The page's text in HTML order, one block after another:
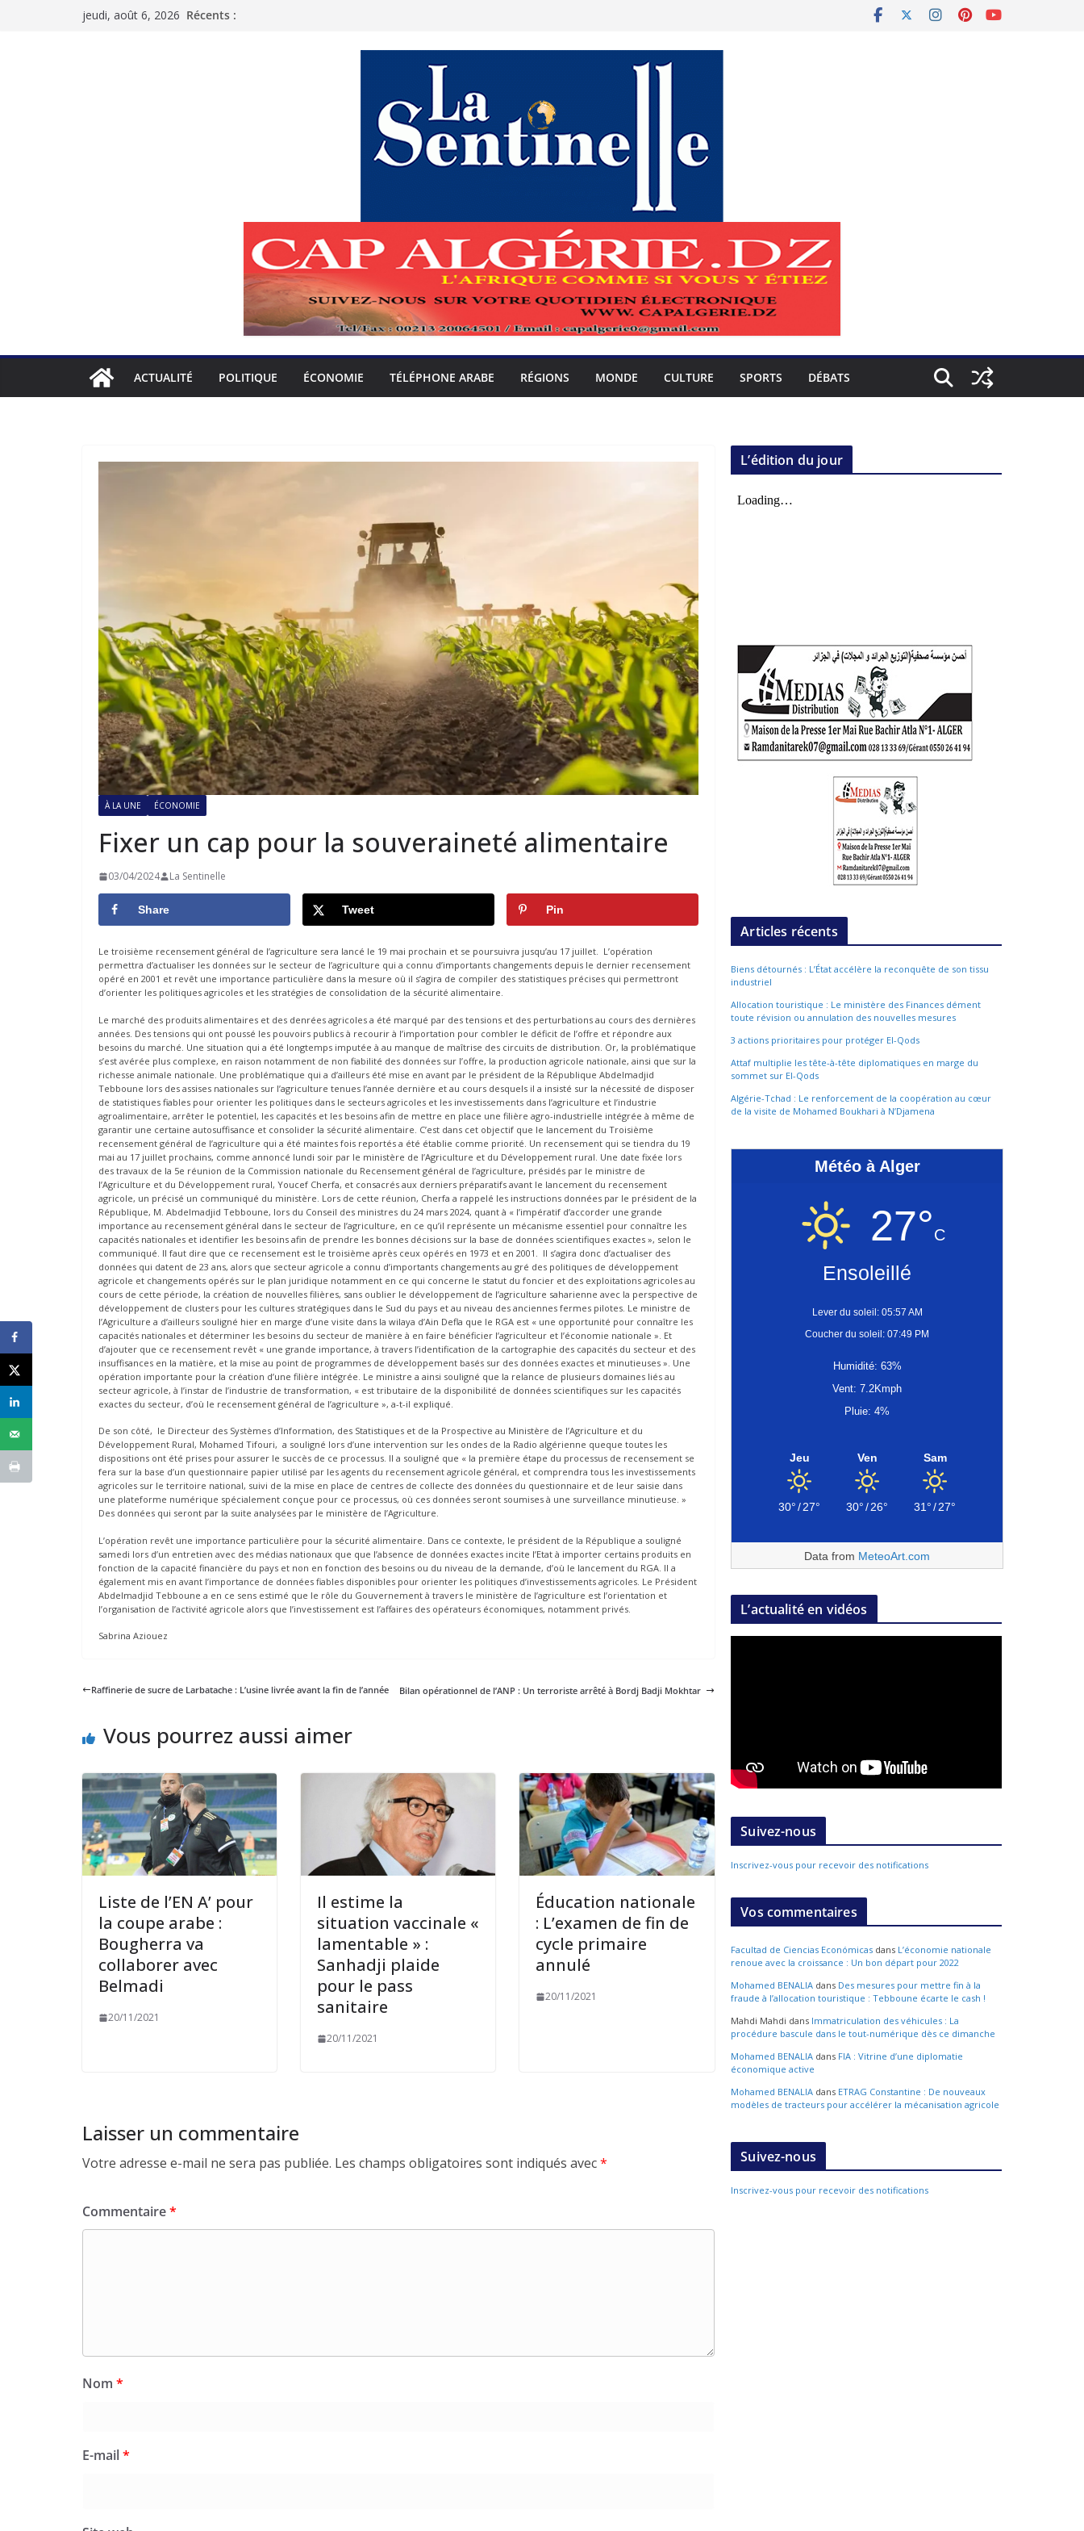
jeudi, août 6, 2026 Récents :
ACTUALITÉ POLITIQUE ÉCONOMIE TÉLÉPHONE ARABE RÉGIONS MONDE CULTURE SPORTS DÉBATS
À LA UNE ÉCONOMIE
Fixer un cap pour la souveraineté alimentaire
03/04/2024 La Sentinelle
Share Tweet Pin
Le troisième recensement général de l’agriculture sera lancé le 19 mai prochain et se poursuivra jusqu’au 17 juillet. L’opération
permettra d’actualiser les données sur le secteur de l’agriculture qui a connu d’importants changements depuis le dernier recensement
opéré en 2001 et revêt une importance particulière dans la mesure où il s’agira de compiler des statistiques précises qui permettront
d’orienter les politiques agricoles et les stratégies de consolidation de la sécurité alimentaire.
Le marché des produits alimentaires et des denrées agricoles a été marqué par des tensions et des perturbations au cours des dernières
années. Des tensions qui ont poussé les pouvoirs publics à recourir à l’importation pour combler le déficit de l’offre et répondre aux
besoins du marché. Une situation qui a été longtemps imputée à au manque de maîtrise des circuits de distribution. Or, la problématique
s’est avérée plus complexe, en raison notamment de non fiabilité des données sur l’offre, la production agricole nationale, ainsi que sur la
richesse animale nationale. Une problématique qui a d’ailleurs été mise en avant par le président de la République Abdelmadjid
Tebboune lors des assises nationales sur l’agriculture tenues l’année dernière et au cours desquels il a insisté sur la nécessité de disposer
de statistiques fiables pour orienter les politiques dans le secteurs agricoles et les investissements dans l’agriculture et l’industrie
agroalimentaire, arrêter le potentiel, les capacités et les besoins afin de mettre en place une filière agro-industrielle intégrée à même de
garantir une certaine autosuffisance et consolider la sécurité alimentaire. C’est dans cet objectif que le lancement du Troisième
recensement général de l’agriculture qui a été maintes fois reportés a été établie comme priorité. Un recensement qui se tiendra du 19
mai au 17 juillet prochains, comme annoncé lundi soir par le ministère de l’Agriculture et du Développement rural. Une date fixée lors
des travaux de la 5e réunion de la Commission nationale du Recensement général de l’agriculture, présidés par le ministre de
l’Agriculture et du Développement rural, Youcef Cherfa, et consacrés aux derniers préparatifs avant le lancement du recensement
agricole, un précisé un communiqué du ministère. Lors de cette réunion, Cherfa a rappelé les instructions données par le président de la
République, M. Abdelmadjid Tebboune, lors du Conseil des ministres du 24 mars 2024, quant à « l’impératif d’accorder une grande
importance au recensement général dans le secteur de l’agriculture, en ce qu’il représente un mécanisme essentiel pour connaître les
capacités nationales et identifier les besoins afin de prendre les bonnes décisions sur la base de données scientifiques exactes », selon le
communiqué. Il faut dire que ce recensement est le troisième après ceux opérés en 1973 et en 2001. Il s’agira donc d’actualiser des
données qui datent de 23 ans, alors que secteur agricole a connu d’importants changements au gré des politiques de développement
agricole et changements opérés sur le plan juridique notamment en ce qui concerne le statut du foncier et des exploitations agricoles au
cours de cette période, la création de nouvelles filières, sans oublier le développement de l’agriculture saharienne avec la perspective de
développement de clusters pour les cultures stratégiques dans le Sud du pays et au niveau des anciennes fermes pilotes. Le ministre de
l’Agriculture a d’ailleurs souligné hier en marge d’une visite dans la wilaya d’Ain Defla que le RGA est « une opportunité pour connaître les
capacités nationales et déterminer les besoins du secteur de manière à en faire bénéficier l’agriculteur et l’économie nationale ». Et
d’ajouter que ce recensement revêt « une grande importance, à travers l’identification de la cartographie des capacités du secteur et des
insuffisances en la matière, et la mise au point de programmes de développement basés sur des données exactes et minutieuses ». Une
opération importante pour la création d’une filière intégrée. Le ministre a ainsi souligné que la relance de plusieurs domaines liés au
secteur agricole, à l’instar de l’industrie de transformation, « est tributaire de la disponibilité de données scientifiques sur les capacités
exactes du secteur, d’où le recensement général de l’agriculture », a-t-il expliqué.
De son côté, le Directeur des Systèmes d’Information, des Statistiques et de la Prospective au Ministère de l’Agriculture et du
Développement Rural, Mohamed Tifouri, a souligné lors d’une intervention sur les ondes de la Radio algérienne queque toutes les
dispositions ont été prises pour assurer le succès de ce processus. Il a souligné que « la première étape du processus de recensement se
fera sur la base d’un questionnaire papier utilisé par les agents du recensement agricole général, et comprendra tous les investissements
agricoles sur le territoire national, suivi de la mise en place de centres de collecte des données du questionnaire et de leur saisie dans
une plateforme numérique spécialement conçue pour ce processus, où ces données seront soumises à une surveillance minutieuse. »
Des données qui seront par la suite analysées par le ministère de l’Agriculture.
L’opération revêt une importance particulière pour la sécurité alimentaire. Dans ce contexte, le président de la République a souligné
samedi lors d’un entretien avec des médias nationaux que que l’absence de données exactes incite l’Etat à importer certains produits en
fonction de la capacité financière du pays et non en fonction des besoins ou du niveau de la demande, d’où le lancement du RGA. Il a
également mis en avant l’importance de données fiables disponibles pour orienter les politiques d’investissements agricoles. Le Président
Abdelmadjid Tebboune a en ce sens estimé que le rôle du Gouvernement à travers le ministère de l’agriculture est l’orientation et
l’organisation de l’activité agricole alors que l’investissement est l’affaires des opérateurs économiques, notamment privés.
Sabrina Aziouez
Raffinerie de sucre de Larbatache : L’usine livrée avant la fin de l’année Bilan opérationnel de l’ANP : Un terroriste arrêté à Bordj Badji Mokhtar
Vous pourrez aussi aimer
Liste de l’EN A’ pour
la coupe arabe :
Bougherra va
collaborer avec
Belmadi
20/11/2021
Il estime la
situation vaccinale «
lamentable » :
Sanhadji plaide
pour le pass
sanitaire
20/11/2021
Éducation nationale
: L’examen de fin de
cycle primaire
annulé
20/11/2021
Laisser un commentaire
Votre adresse e-mail ne sera pas publiée. Les champs obligatoires sont indiqués avec*
Commentaire*
Nom *
E-mail*
L’édition du jour
Articles récents
Biens détournés : L’État accélère la reconquête de son tissu
industriel
Allocation touristique : Le ministère des Finances dément
toute révision ou annulation des nouvelles mesures
3 actions prioritaires pour protéger El-Qods
Attaf multiplie les tête-à-tête diplomatiques en marge du
sommet sur El-Qods
Algérie-Tchad : Le renforcement de la coopération au cœur
de la visite de Mohamed Boukhari à N’Djamena
Météo à Alger
27°C
Ensoleillé
Lever du soleil: 05:57 AM
Coucher du soleil: 07:49 PM
Humidité: 63%
Vent: 7.2Kmph
Pluie: 4%
Jeu
30°/27°
Ven
30°/26°
Sam
31°/27°
Data from MeteoArt.com
L’actualité en vidéos
Suivez-nous
Inscrivez-vous pour recevoir des notifications
Vos commentaires
Facultad de Ciencias Económicas dans L’économie nationale
renoue avec la croissance : Un bon départ pour 2022
Mohamed BENALIA dans Des mesures pour mettre fin à la
fraude à l’allocation touristique : Tebboune écarte le cash !
Mahdi Mahdi dans Immatriculation des véhicules : La
procédure bascule dans le tout-numérique dès ce dimanche
Mohamed BENALIA dans FIA : Vitrine d’une diplomatie
économique active
Mohamed BENALIA dans ETRAG Constantine : De nouveaux
modèles de tracteurs pour accélérer la mécanisation agricole
Suivez-nous
Inscrivez-vous pour recevoir des notifications